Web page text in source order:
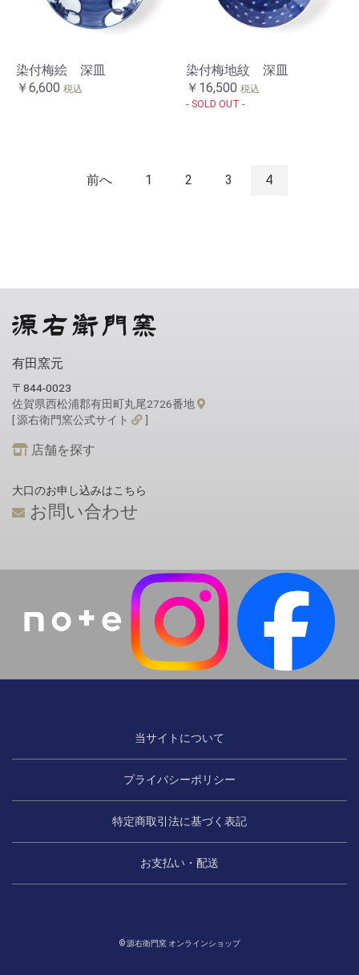
染付梅絵 深皿
￥6,600 税込
染付梅地紋 深皿
￥16,500 税込
- SOLD OUT -
前へ 1 2 3 4
有田窯元
〒844-0023
佐賀県西松浦郡有田町丸尾2726番地
[ 源右衛門窯公式サイト
]
店舗を探す
大口のお申し込みはこちら
お問い合わせ
当サイトについて
プライバシーポリシー
特定商取引法に基づく表記
お支払い・配送
© 源右衛門窯 オンラインショップ